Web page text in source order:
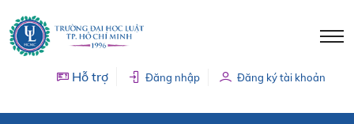
Hỗ trợ Đăng nhập Đăng ký tài khoản